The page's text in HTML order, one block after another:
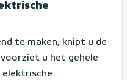
te maken, knipt u de
u het gehele
elektrische